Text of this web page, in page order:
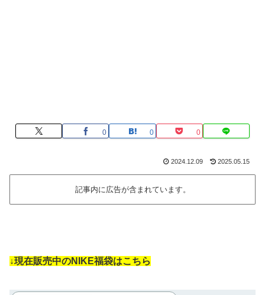
0 0 0
2024.12.09 2025.05.15
記事内に広告が含まれています。
↓現在販売中のNIKE福袋はこちら